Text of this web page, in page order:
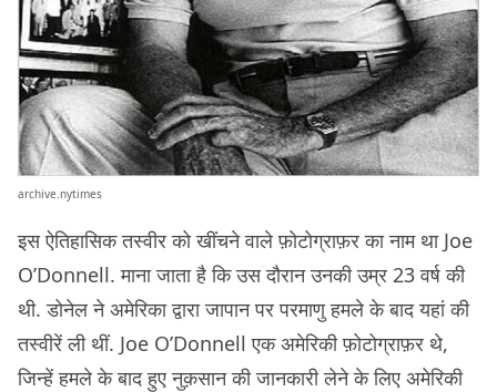
archive.nytimes
इस ऐतिहासिक तस्वीर को खींचने वाले फ़ोटोग्राफ़र का नाम था Joe
O’Donnell. माना जाता है कि उस दौरान उनकी उम्र 23 वर्ष की
थी. डोनेल ने अमेरिका द्वारा जापान पर परमाणु हमले के बाद यहां की
तस्वीरें ली थीं. Joe O’Donnell एक अमेरिकी फ़ोटोग्राफ़र थे,
जिन्हें हमले के बाद हुए नुक़सान की जानकारी लेने के लिए अमेरिकी